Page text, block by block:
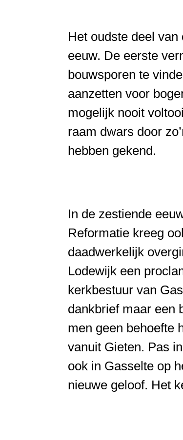
Het oudste deel
eeuw. De eerste
bouwsporen te
aanzetten voor
mogelijk nooit
raam dwars door
hebben gekend.
In de zestiende
Reformatie kreeg
daadwerkelijk
Lodewijk een
kerkbestuur van
dankbrief maar een
men geen behoefte
vanuit Gieten. Pas
ook in Gasselte op
nieuwe geloof. Het